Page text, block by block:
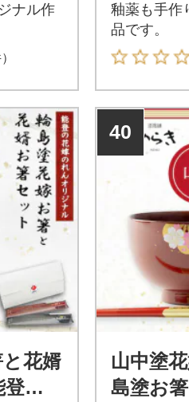
ナル作
釉薬も手作
品です。
花婿
の
40
山中塗
島塗お